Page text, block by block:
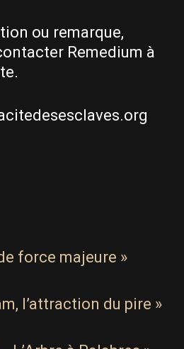
ou remarque,
Remedium à
force majeure »
l’attraction du pire »